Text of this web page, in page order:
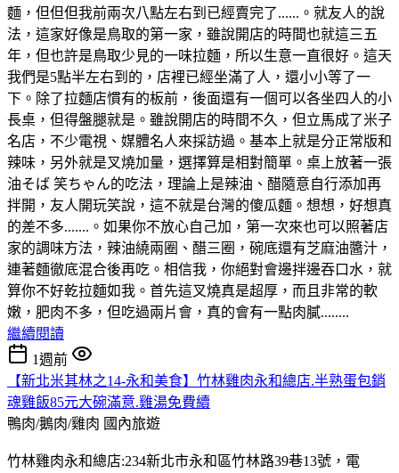
麵，但但但我前兩次八點左右到已經賣完了......。就友人的說
法，這家好像是鳥取的第一家，雖說開店的時間也就這三五
年，但也許是鳥取少見的一味拉麵，所以生意一直很好。這天
我們是5點半左右到的，店裡已經坐滿了人，還小小等了一
下。除了拉麵店慣有的板前，後面還有一個可以各坐四人的小
長桌，但得盤腿就是。雖說開店的時間不久，但立馬成了米子
名店，不少電視、媒體名人來採訪過。基本上就是分正常版和
辣味，另外就是叉燒加量，選擇算是相對簡單。桌上放著一張
油そば 笑ちゃん的吃法，理論上是辣油、醋隨意自行添加再
拌開，友人開玩笑說，這不就是台灣的傻瓜麵。想想，好想真
的差不多.......。如果你不放心自己加，第一次來也可以照著店
家的調味方法，辣油繞兩圈、醋三圈，碗底還有芝麻油醬汁，
連著麵徹底混合後再吃。相信我，你絕對會邊拌邊吞口水，就
算你不好乾拉麵如我。首先這叉燒真是超厚，而且非常的軟
嫩，肥肉不多，但吃過兩片會，真的會有一點肉膩........
繼續閱讀
1週前
【新北米其林之14-永和美食】竹林雞肉永和總店.半熟蛋包銷
魂雞飯85元大碗滿意.雞湯免費續
鴨肉/鵝肉/雞肉 國內旅遊
竹林雞肉永和總店:234新北市永和區竹林路39巷13號，電